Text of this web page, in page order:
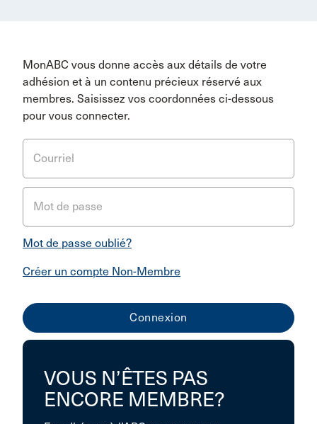
MonABC vous donne accès aux détails de votre
adhésion et à un contenu précieux réservé aux
membres. Saisissez vos coordonnées ci-dessous
pour vous connecter.
Courriel
Mot de passe
Mot de passe oublié?
Créer un compte Non-Membre
VOUS N’ÊTES PAS
ENCORE MEMBRE?